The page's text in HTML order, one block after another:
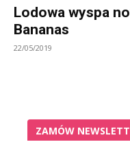
Lodowa wyspa
Bananas
22/05/2019
ZAMÓW